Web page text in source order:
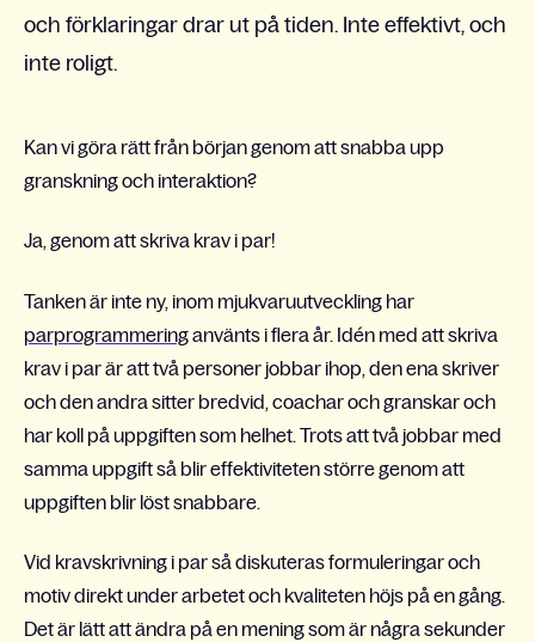
och förklaringar drar ut på tiden. Inte effektivt, och
inte roligt.
Kan vi göra rätt från början genom att snabba upp
granskning och interaktion?
Ja, genom att skriva krav i par!
Tanken är inte ny, inom mjukvaruutveckling har
parprogrammeringanvänts i flera år. Idén med att skriva
krav i par är att två personer jobbar ihop, den ena skriver
och den andra sitter bredvid, coachar och granskar och
har koll på uppgiften som helhet. Trots att två jobbar med
samma uppgift så blir effektiviteten större genom att
uppgiften blir löst snabbare.
Vid kravskrivning i par så diskuteras formuleringar och
motiv direkt under arbetet och kvaliteten höjs på en gång.
Det är lätt att ändra på en mening som är några sekunder